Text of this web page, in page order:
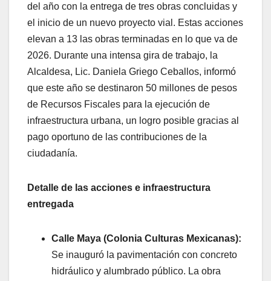
del año con la entrega de tres obras concluidas y
el inicio de un nuevo proyecto vial. Estas acciones
elevan a 13 las obras terminadas en lo que va de
2026. Durante una intensa gira de trabajo, la
Alcaldesa, Lic. Daniela Griego Ceballos, informó
que este año se destinaron 50 millones de pesos
de Recursos Fiscales para la ejecución de
infraestructura urbana, un logro posible gracias al
pago oportuno de las contribuciones de la
ciudadanía.
Detalle de las acciones e infraestructura
entregada
Calle Maya (Colonia Culturas Mexicanas):
Se inauguró la pavimentación con concreto
hidráulico y alumbrado público. La obra